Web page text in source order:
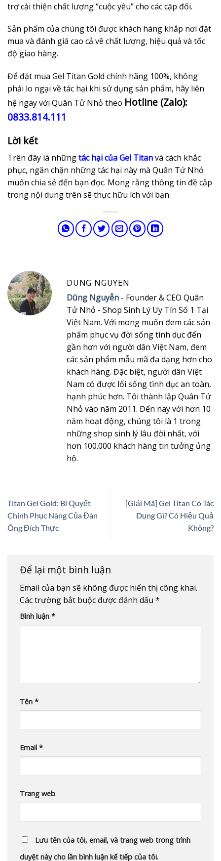
trợ cải thiện chất lượng “cuộc yêu” cho các cặp đối.
Sản phẩm của chúng tôi được khách hàng khắp nơi đặt
mua và đánh giá cao cả về chất lượng, hiệu quả và tốc
độ giao hàng.
Để đặt mua Gel Titan Gold chính hãng 100%, không
phải lo ngại về tác hại khi sử dụng sản phẩm, hãy liên
hệ ngay với Quân Tử Nhỏ theo Hotline (Zalo):
0833.814.111
Lời kết
Trên đây là nhữngtác hại của Gel Titanvà cách khắc
phục, ngăn chặn những tác hại này mà Quân Tử Nhỏ
muốn chia sẻ đến bạn đọc. Mong rằng thông tin đề cập
trong nội dung trên sẽ thực hữu ích với bạn.
DUNG NGUYEN
Dũng Nguyễn - Founder & CEO Quân
Tử Nhỏ - Shop Sinh Lý Uy Tín Số 1 Tại
Việt Nam. Với mong muốn đem các sản
phẩm phục vụ đời sống tình dục đến
gần hơn với người dân Việt Nam, đem
các sản phẩm mẫu mã đa dạng hơn cho
khách hàng. Đặc biệt, người dân Việt
Nam có được lối sống tình dục an toàn,
hạnh phúc hơn. Tôi thành lập Quân Tử
Nhỏ vào năm 2011. Đến nay với hơn 10
năm hoạt động, chúng tôi là 1 trong
những shop sinh lý lâu đời nhất, với
hơn 100.000 khách hàng tin tưởng ủng
hộ.
Titan Gel Gold: Bí Quyết
Chinh Phục Nàng Của Đàn
Ông Đích Thực
[Giải Mã] Gel Titan Có Tác
Dụng Gì? Có Hiệu Quả
Không?
Để lại một bình luận
Email của bạn sẽ không được hiển thị công khai.
Các trường bắt buộc được đánh dấu *
Bình luận *
Tên *
Email *
Trang web
Lưu tên của tôi, email, và trang web trong trình
duyệt này cho lần bình luận kế tiếp của tôi.